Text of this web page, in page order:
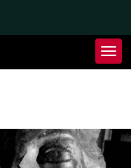
de
de